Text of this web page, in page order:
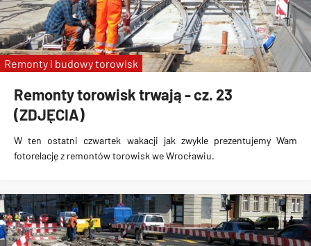
Remonty torowisk trwają - cz. 23
(ZDJĘCIA)
W ten ostatni czwartek wakacji jak zwykle prezentujemy Wam
fotorelację z remontów torowisk we Wrocławiu.
Remonty i budowy torowisk